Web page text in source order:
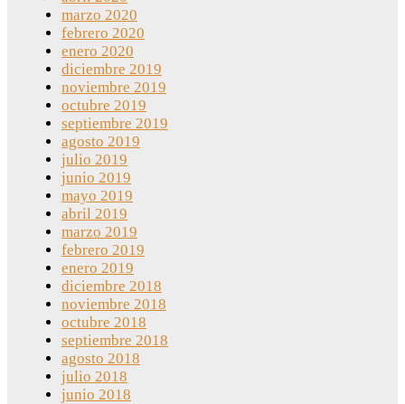
marzo 2020
febrero 2020
enero 2020
diciembre 2019
noviembre 2019
octubre 2019
septiembre 2019
agosto 2019
julio 2019
junio 2019
mayo 2019
abril 2019
marzo 2019
febrero 2019
enero 2019
diciembre 2018
noviembre 2018
octubre 2018
septiembre 2018
agosto 2018
julio 2018
junio 2018